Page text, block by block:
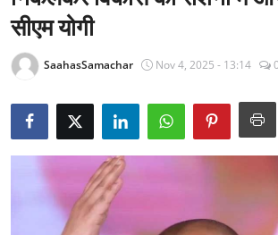
राजनीति
खेल
Epaper
धर्म
सीएम योगी
SaahasSamachar Nov 4, 2025 - 13:14 0